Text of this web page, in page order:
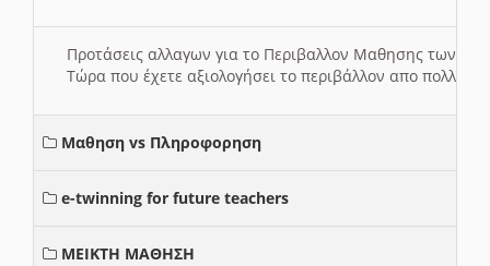
Προτάσεις αλλαγων για το Περιβαλλον Μαθησης των
Τώρα που έχετε αξιολογήσει το περιβάλλον απο πολλές
Μαθηση vs Πληροφορηση
e-twinning for future teachers
ΜΕΙΚΤΗ ΜΑΘΗΣΗ